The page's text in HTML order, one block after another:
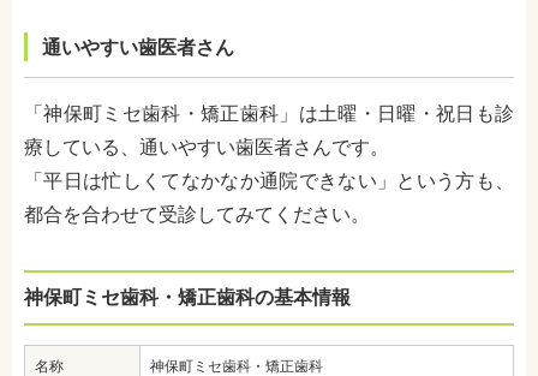
通いやすい歯医者さん
「神保町ミセ歯科・矯正歯科」は土曜・日曜・祝日も診
療している、通いやすい歯医者さんです。
「平日は忙しくてなかなか通院できない」という方も、
都合を合わせて受診してみてください。
神保町ミセ歯科・矯正歯科の基本情報
名称 神保町ミセ歯科・矯正歯科